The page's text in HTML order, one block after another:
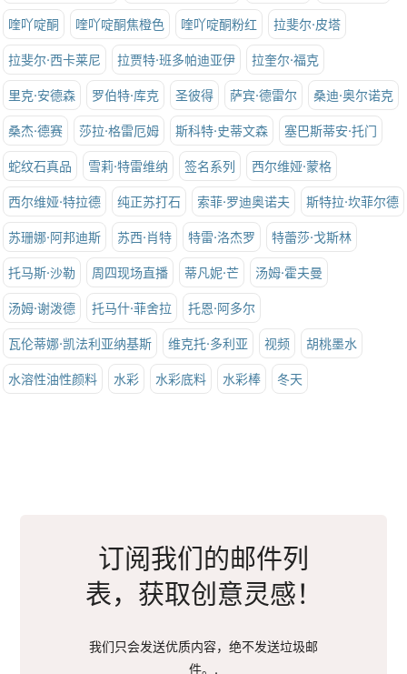
喹吖啶酮 喹吖啶酮焦橙色 喹吖啶酮粉红 拉斐尔·皮塔
拉斐尔·西卡莱尼 拉贾特·班多帕迪亚伊 拉奎尔·福克
里克·安德森 罗伯特·库克 圣彼得 萨宾·德雷尔 桑迪·奥尔诺克
桑杰·德赛 莎拉·格雷厄姆 斯科特·史蒂文森 塞巴斯蒂安·托门
蛇纹石真品 雪莉·特雷维纳 签名系列 西尔维娅·蒙格
西尔维娅·特拉德 纯正苏打石 索菲·罗迪奥诺夫 斯特拉·坎菲尔德
苏珊娜·阿邦迪斯 苏西·肖特 特雷·洛杰罗 特蕾莎·戈斯林
托马斯·沙勒 周四现场直播 蒂凡妮·芒 汤姆·霍夫曼
汤姆·谢泼德 托马什·菲舍拉 托恩·阿多尔
瓦伦蒂娜·凯法利亚纳基斯 维克托·多利亚 视频 胡桃墨水
水溶性油性颜料 水彩 水彩底料 水彩棒 冬天
订阅我们的邮件列
表，获取创意灵感！
我们只会发送优质内容，绝不发送垃圾邮
件。.